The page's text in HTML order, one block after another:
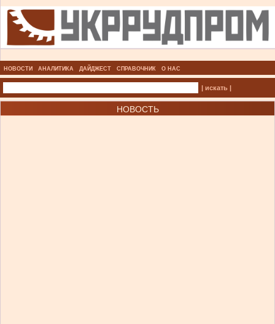
НОВОСТИ АНАЛИТИКА ДАЙДЖЕСТ СПРАВОЧНИК О НАС
| искать |
НОВОСТЬ